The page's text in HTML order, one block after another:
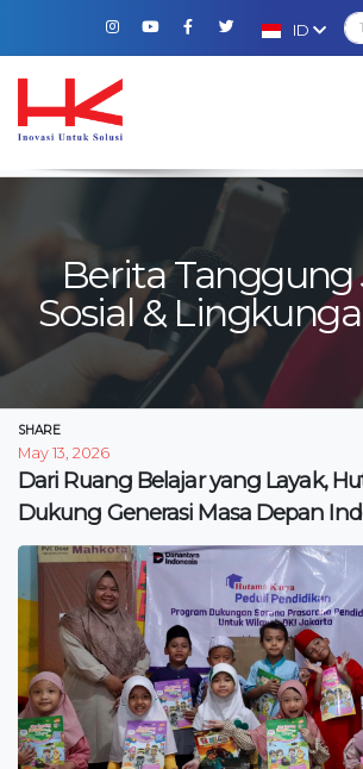
ID
Berita Tanggung
Sosial &
SHARE
May 13, 2026
Dari Ruang Belajar yang Layak,
Dukung Generasi Masa Depan